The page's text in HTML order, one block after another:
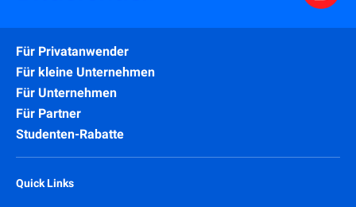
Für Privatanwender
Für kleine Unternehmen
Für Unternehmen
Für Partner
Studenten-Rabatte
Quick Links